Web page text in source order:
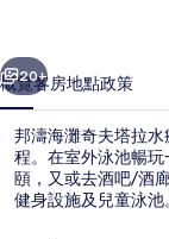
拉
水
療
渡
個 下一個
20+
概覽客房地點政策
邦濤海灘奇夫塔拉
程。在室外泳池暢
頤，又或去酒吧/酒
健身設施及兒童泳池